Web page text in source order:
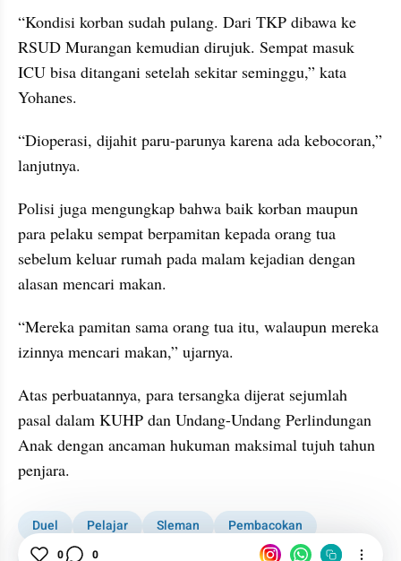
“Kondisi korban sudah pulang. Dari TKP dibawa ke
RSUD Murangan kemudian dirujuk. Sempat masuk
ICU bisa ditangani setelah sekitar seminggu,” kata
Yohanes.
“Dioperasi, dijahit paru-parunya karena ada kebocoran,”
lanjutnya.
Polisi juga mengungkap bahwa baik korban maupun
para pelaku sempat berpamitan kepada orang tua
sebelum keluar rumah pada malam kejadian dengan
alasan mencari makan.
“Mereka pamitan sama orang tua itu, walaupun mereka
izinnya mencari makan,” ujarnya.
Atas perbuatannya, para tersangka dijerat sejumlah
pasal dalam KUHP dan Undang-Undang Perlindungan
Anak dengan ancaman hukuman maksimal tujuh tahun
penjara.
Duel Pelajar Sleman
Pembacokan
Korban
0 0